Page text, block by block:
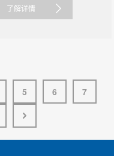
段......
了解详情
5 6
7